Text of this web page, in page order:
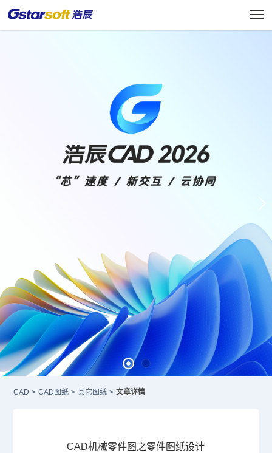
CAD > CAD图纸 > 其它图纸 > 文章详情
CAD机械零件图之零件图纸设计